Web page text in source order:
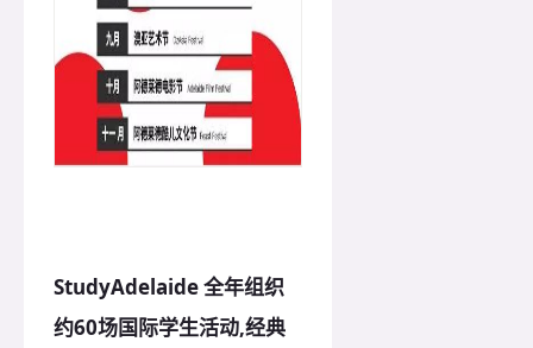
StudyAdelaide 全年组织
约60场国际学生活动,经典